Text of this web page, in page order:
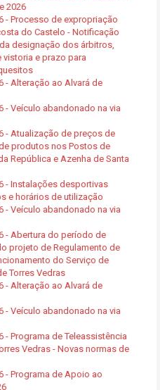
2026
- Processo de expropriação
do Castelo - Notificação
designação dos árbitros,
e prazo para
- Alteração ao Alvará de
- Veículo abandonado na via
- Atualização de preços de
produtos nos Postos de
República e Azenha de Santa
- Instalações desportivas
e horários de utilização
- Veículo abandonado na via
- Abertura do período de
projeto de Regulamento de
do Serviço de
Torres Vedras
- Alteração ao Alvará de
- Veículo abandonado na via
- Programa de Teleassistência
Vedras - Novas normas de
- Programa de Apoio ao